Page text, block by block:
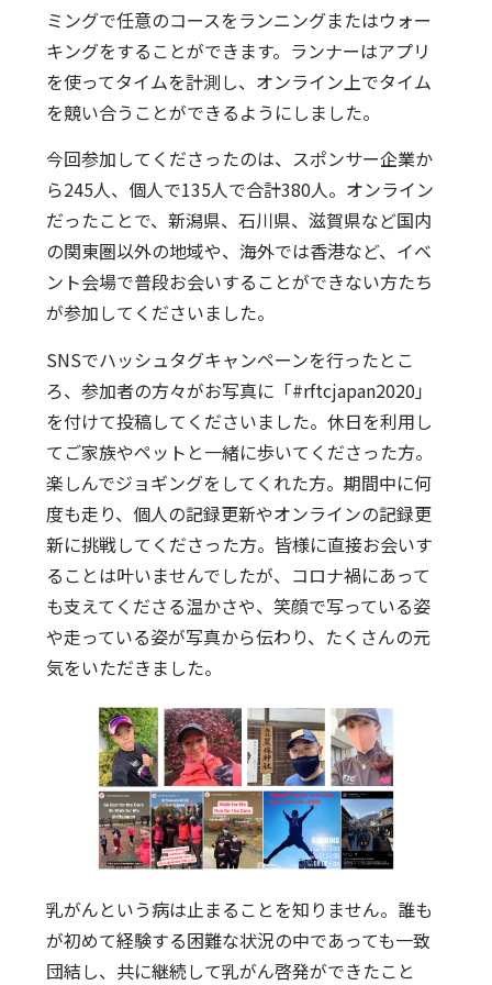
ミングで任意のコースをランニングまたはウォー
キングをすることができます。ランナーはアプリ
を使ってタイムを計測し、オンライン上でタイム
を競い合うことができるようにしました。
今回参加してくださったのは、スポンサー企業か
ら245人、個人で135人で合計380人。オンライン
だったことで、新潟県、石川県、滋賀県など国内
の関東圏以外の地域や、海外では香港など、イベ
ント会場で普段お会いすることができない方たち
が参加してくださいました。
SNSでハッシュタグキャンペーンを行ったとこ
ろ、参加者の方々がお写真に「#rftcjapan2020」
を付けて投稿してくださいました。休日を利用し
てご家族やペットと一緒に歩いてくださった方。
楽しんでジョギングをしてくれた方。期間中に何
度も走り、個人の記録更新やオンラインの記録更
新に挑戦してくださった方。皆様に直接お会いす
ることは叶いませんでしたが、コロナ禍にあって
も支えてくださる温かさや、笑顔で写っている姿
や走っている姿が写真から伝わり、たくさんの元
気をいただきました。
乳がんという病は止まることを知りません。誰も
が初めて経験する困難な状況の中であっても一致
団結し、共に継続して乳がん啓発ができたこと